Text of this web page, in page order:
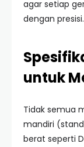
agar setiap
dengan presisi.
untuk
Tidak semua
mandiri
berat seperti